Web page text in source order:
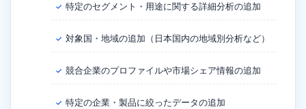
✓ 特定のセグメント・用途に関する詳細分析の追加
✓ 対象国・地域の追加（日本国内の地域別分析など）
✓ 競合企業のプロファイルや市場シェア情報の追加
✓ 特定の企業・製品に絞ったデータの追加